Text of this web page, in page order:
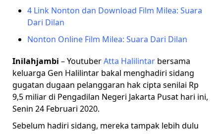
4 Link Nonton dan Download Film Milea: Suara
Dari Dilan
Nonton Online Film Milea: Suara Dari Dilan
Inilahjambi – YoutuberAtta Halilintar bersama
keluarga Gen Halilintar bakal menghadiri sidang
gugatan dugaan pelanggaran hak cipta senilai Rp
9,5 miliar di Pengadilan Negeri Jakarta Pusat hari ini,
Senin 24 Februari 2020.
Sebelum hadiri sidang, mereka tampak lebih dulu